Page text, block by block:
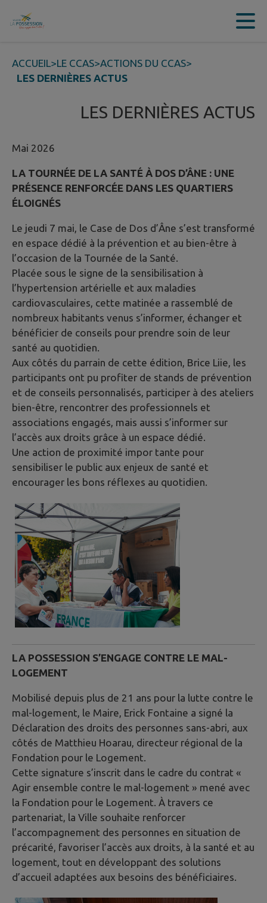
Contenu
ACCUEIL>LE CCAS>ACTIONS DU CCAS>
LES DERNIÈRES ACTUS
LES DERNIÈRES ACTUS
Mai 2026
LA TOURNÉE DE LA SANTÉ À DOS D’ÂNE : UNE
PRÉSENCE RENFORCÉE DANS LES QUARTIERS
ÉLOIGNÉS
Le jeudi 7 mai, le Case de Dos d’Âne s’est transformé
en espace dédié à la prévention et au bien-être à
l’occasion de la Tournée de la Santé.
Placée sous le signe de la sensibilisation à
l’hypertension artérielle et aux maladies
cardiovasculaires, cette matinée a rassemblé de
nombreux habitants venus s’informer, échanger et
bénéficier de conseils pour prendre soin de leur
santé au quotidien.
Aux côtés du parrain de cette édition, Brice Liie, les
participants ont pu profiter de stands de prévention
et de conseils personnalisés, participer à des ateliers
bien-être, rencontrer des professionnels et
associations engagés, mais aussi s’informer sur
l’accès aux droits grâce à un espace dédié.
Une action de proximité impor tante pour
sensibiliser le public aux enjeux de santé et
encourager les bons réflexes au quotidien.
LA POSSESSION S’ENGAGE CONTRE LE MAL-
LOGEMENT
Mobilisé depuis plus de 21 ans pour la lutte contre le
mal-logement, le Maire, Erick Fontaine a signé la
Déclaration des droits des personnes sans-abri, aux
côtés de Matthieu Hoarau, directeur régional de la
Fondation pour le Logement.
Cette signature s’inscrit dans le cadre du contrat «
Agir ensemble contre le mal-logement » mené avec
la Fondation pour le Logement. À travers ce
partenariat, la Ville souhaite renforcer
l’accompagnement des personnes en situation de
précarité, favoriser l’accès aux droits, à la santé et au
logement, tout en développant des solutions
d’accueil adaptées aux besoins des bénéficiaires.